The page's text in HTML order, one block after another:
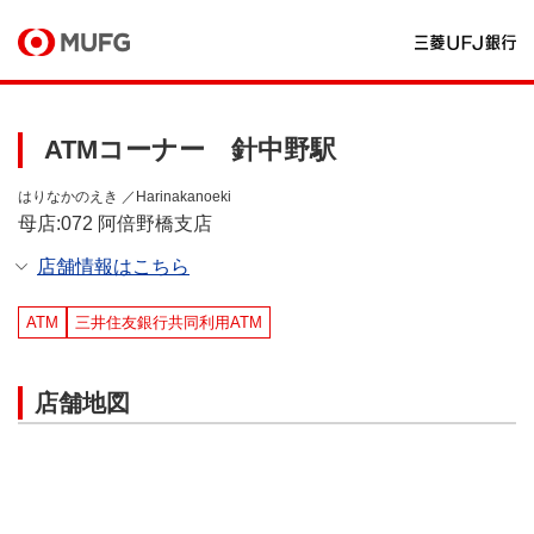
ATMコーナー 針中野駅
はりなかのえき ／Harinakanoeki
母店:072 阿倍野橋支店
店舗情報はこちら
ATM 三井住友銀行共同利用ATM
店舗地図